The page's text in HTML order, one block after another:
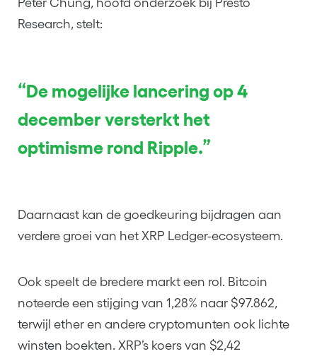
Research, stelt:
“De mogelijke lancering op 4
december versterkt het
optimisme rond Ripple.”
Daarnaast kan de goedkeuring bijdragen aan
verdere groei van het XRP Ledger-ecosysteem.
Ook speelt de bredere markt een rol. Bitcoin
noteerde een stijging van 1,28% naar $97.862,
terwijl ether en andere cryptomunten ook lichte
winsten boekten. XRP’s koers van $2,42